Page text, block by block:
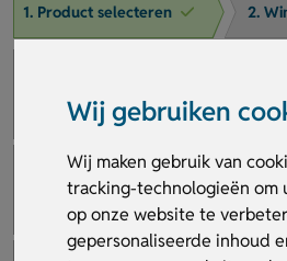
Wij gebruiken
Wij maken gebruik van
tracking-technologieën om
op onze website te
gepersonaliseerde inhoud
1. Product selecteren